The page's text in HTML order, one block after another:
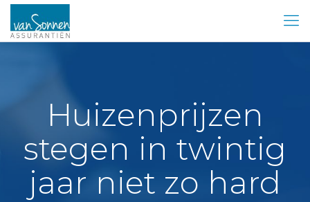
Huizenprijzen
stegen in twintig
jaar niet zo hard